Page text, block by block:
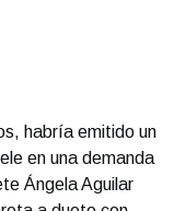
habría emitido un
en una demanda
Ángela Aguilar